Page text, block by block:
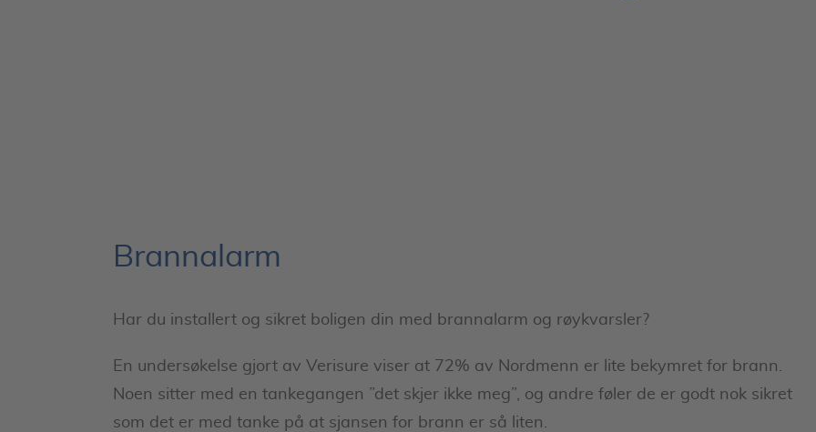
Brannalarm
Har du installert og sikret boligen din med brannalarm og røykvarsler?
En undersøkelse gjort av Verisure viser at 72% av Nordmenn er lite bekymret for brann.
Noen sitter med en tankegangen ”det skjer ikke meg”, og andre føler de er godt nok sikret
som det er med tanke på at sjansen for brann er så liten.